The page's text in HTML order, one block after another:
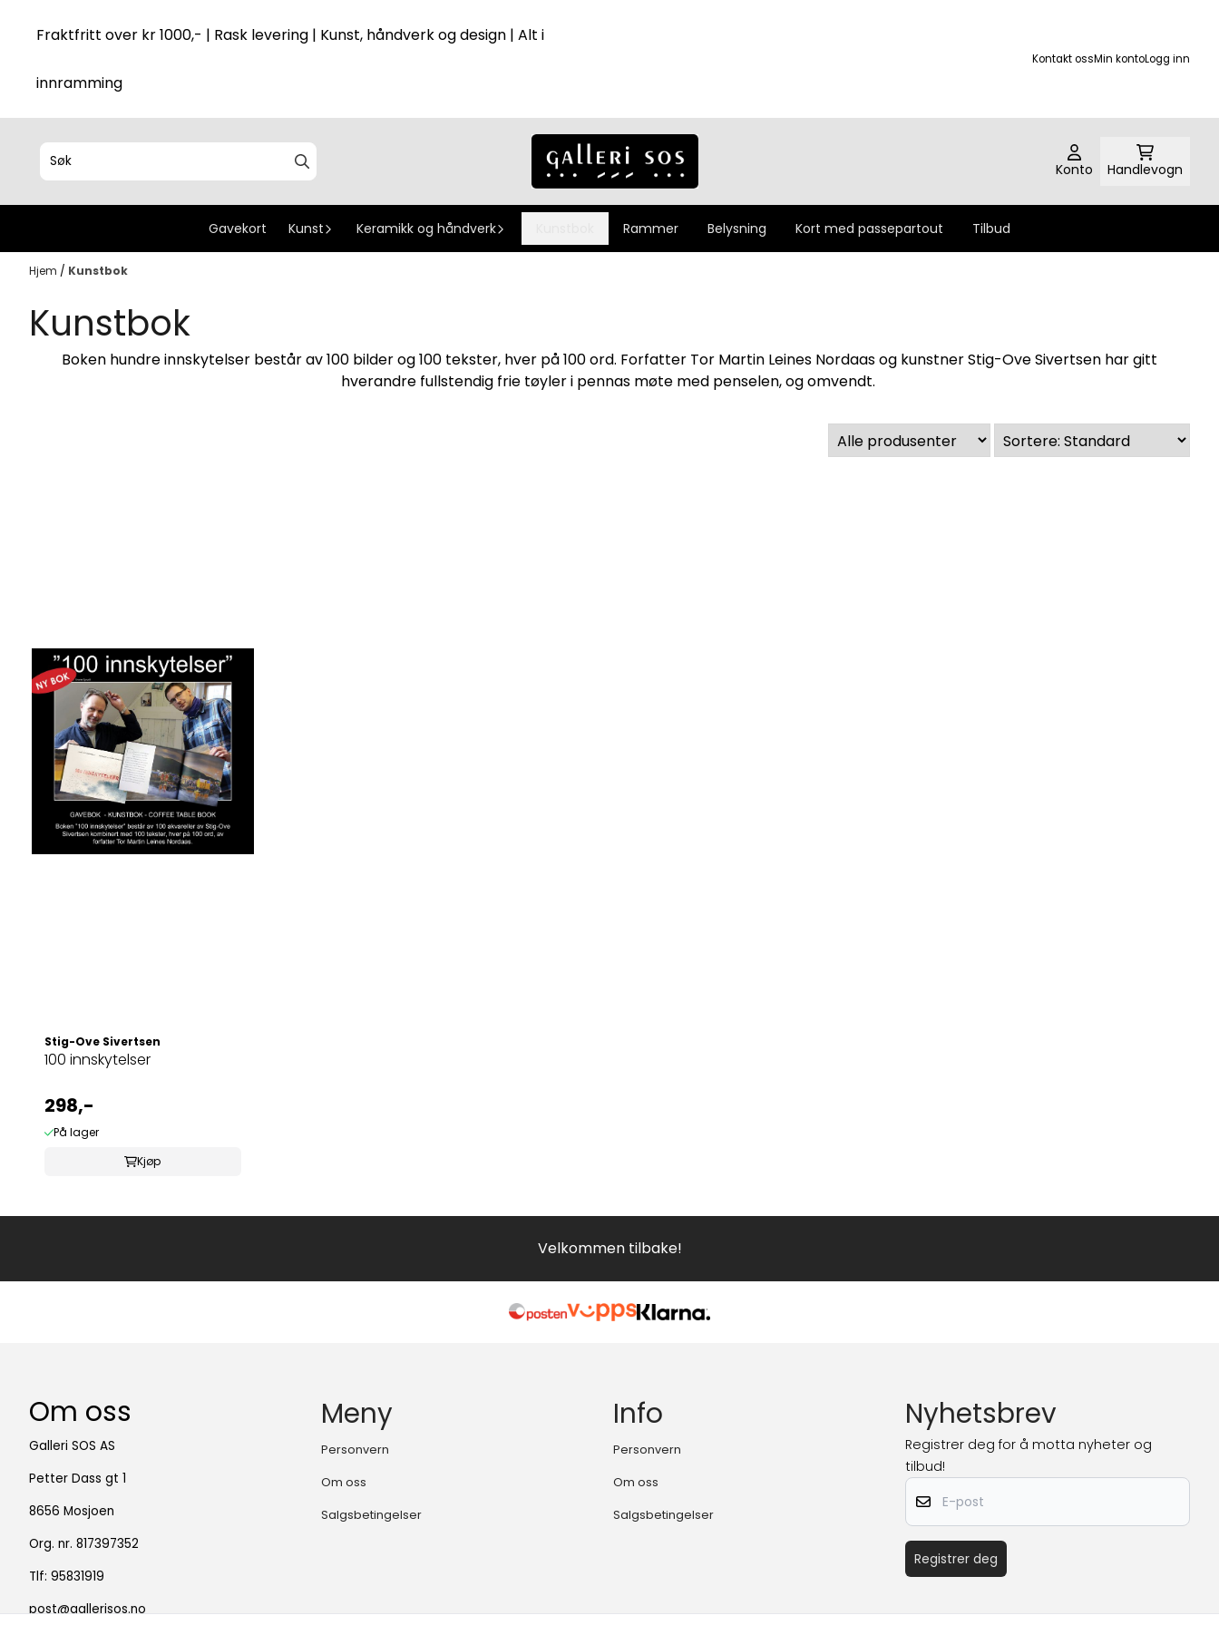
Fraktfritt over kr 1000,- | Rask levering | Kunst, håndverk og design | Alt i
innramming
Kontakt ossMin kontoLogg inn
Konto Handlevogn
Gavekort Kunst Keramikk og håndverk Rammer Belysning Kort med passepartout Tilbud
Hjem / Kunstbok
Kunstbok
Boken hundre innskytelser består av 100 bilder og 100 tekster, hver på 100 ord. Forfatter Tor Martin Leines Nordaas og kunstnerStig-Ove Sivertsen har gitt
hverandre fullstendig frie tøyler i pennas møte med penselen, og omvendt.
Stig-Ove Sivertsen
100 innskytelser
298,-
På lager
Kjøp
Velkommen tilbake!
Om oss
Galleri SOS AS
Petter Dass gt 1
8656 Mosjoen
Org. nr. 817397352
Tlf: 95831919
post@gallerisos.no
Meny
Personvern
Om oss
Salgsbetingelser
Info
Personvern
Om oss
Salgsbetingelser
Nyhetsbrev
Registrer deg for å motta nyheter og
tilbud!
E-post
Registrer deg